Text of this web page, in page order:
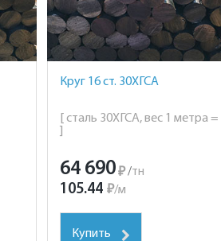
Круг 16 ст. 30ХГСА
[ сталь 30ХГСА, вес 1 метра =
64 690₽ /тн
105.44 ₽/м
Купить